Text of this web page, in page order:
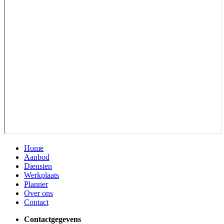
Home
Aanbod
Diensten
Werkplaats
Planner
Over ons
Contact
Contactgegevens